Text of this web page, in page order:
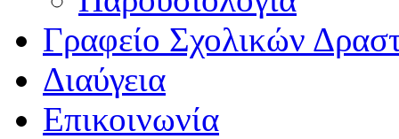
Γραφείο Σχολικών
Διαύγεια
Επικοινωνία